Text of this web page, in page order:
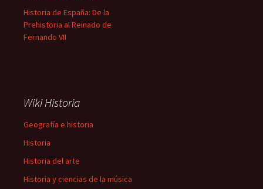
Historia de España: De la
Prehistoria al Reinado de
Fernando VII
Wiki Historia
Geografía e historia
Historia
Historia del arte
Historia y ciencias de la música